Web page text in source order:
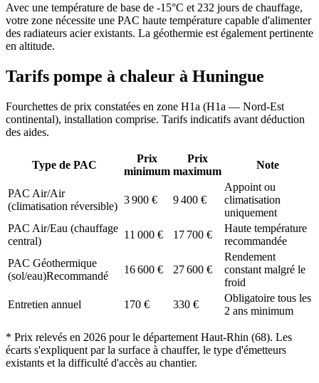
Avec une température de base de -15°C et 232 jours de chauffage,
votre zone nécessite une PAC haute température capable d'alimenter
des radiateurs acier existants. La géothermie est également pertinente
en altitude.
Tarifs pompe à chaleur à Huningue
Fourchettes de prix constatées en zone H1a (H1a — Nord-Est
continental), installation comprise. Tarifs indicatifs avant déduction
des aides.
Type de PAC
Prix
minimum
Prix
maximum
Note
PAC Air/Air
(climatisation réversible)
3 900 € 9 400 €
Appoint ou
climatisation
uniquement
PAC Air/Eau (chauffage
central)
11 000 € 17 700 €
Haute température
recommandée
PAC Géothermique
(sol/eau)Recommandé
16 600 € 27 600 €
Rendement
constant malgré le
froid
Entretien annuel
170 € 330 €
Obligatoire tous les
2 ans minimum
* Prix relevés en 2026 pour le département Haut-Rhin (68). Les
écarts s'expliquent par la surface à chauffer, le type d'émetteurs
existants et la difficulté d'accès au chantier.